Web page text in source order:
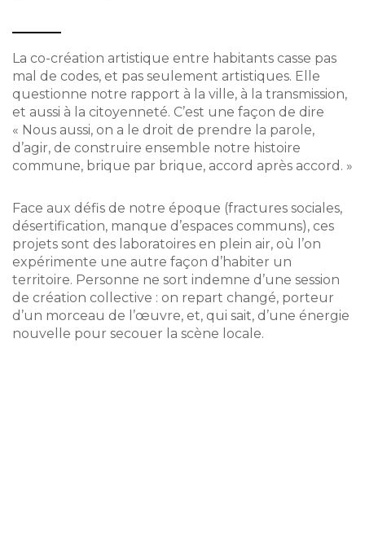
La co-création artistique entre habitants casse pas
mal de codes, et pas seulement artistiques. Elle
questionne notre rapport à la ville, à la transmission,
et aussi à la citoyenneté. C’est une façon de dire
« Nous aussi, on a le droit de prendre la parole,
d’agir, de construire ensemble notre histoire
commune, brique par brique, accord après accord. »
Face aux défis de notre époque (fractures sociales,
désertification, manque d’espaces communs), ces
projets sont des laboratoires en plein air, où l’on
expérimente une autre façon d’habiter un
territoire. Personne ne sort indemne d’une session
de création collective : on repart changé, porteur
d’un morceau de l’œuvre, et, qui sait, d’une énergie
nouvelle pour secouer la scène locale.